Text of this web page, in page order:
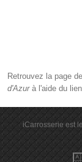
Retrouvez la page
d'Azurà l'aide du
iCarrosserie est